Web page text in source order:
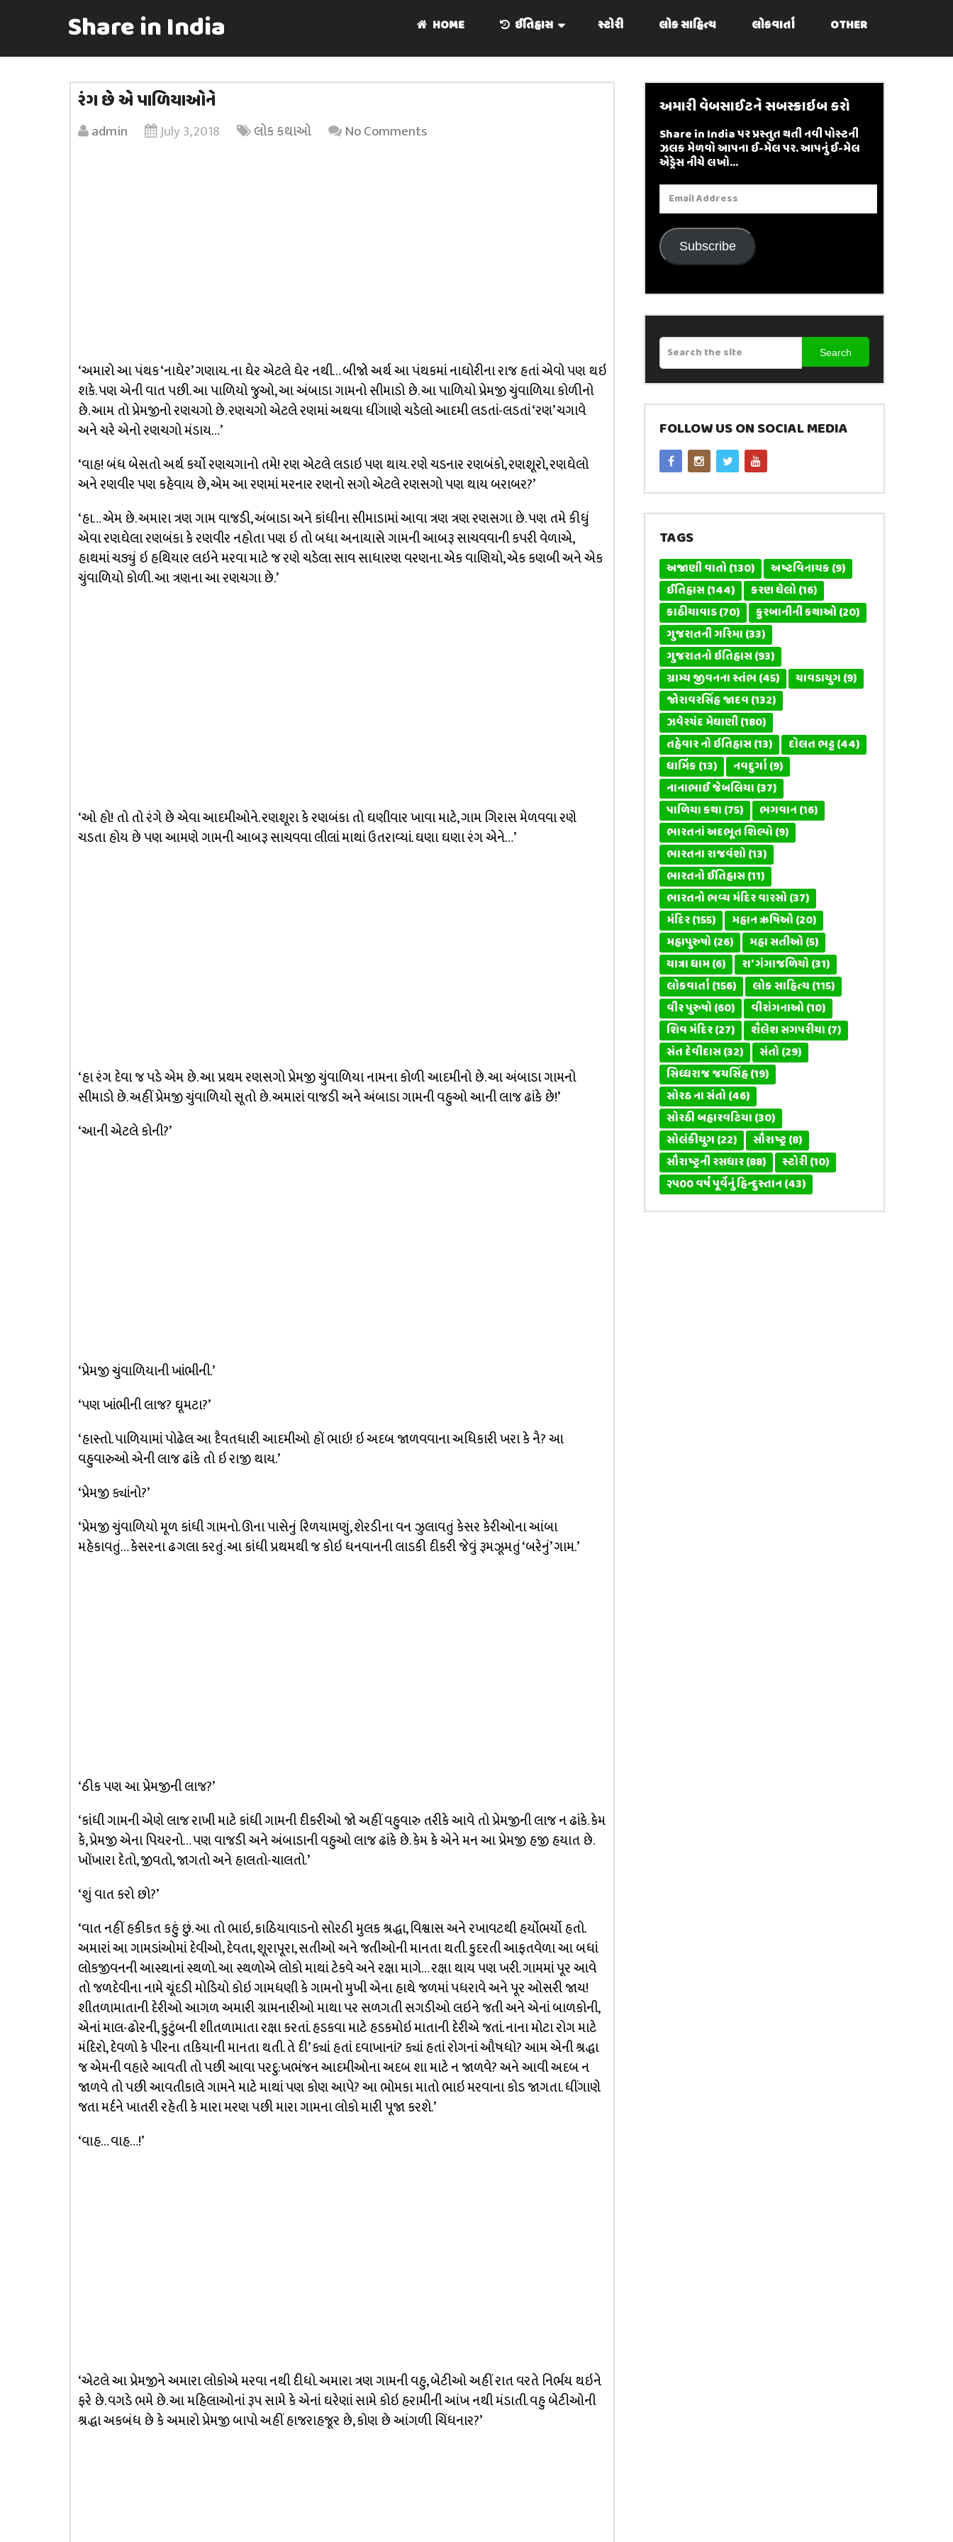
Share in India HOME ઈતિહાસ સ્ટોરી લોક સાહિત્ય લોકવાર્તા OTHER
રંગ છે એ પાળિયાઓને
admin July 3, 2018 લોક કથાઓ No Comments
‘અમારો આ પંથક ‘નાઘેર’ ગણાય. ના ઘેર એટલે ઘેર નથી… બીજો અર્થ આ પંથકમાં નાઘોરીના રાજ હતાં એવો પણ થઇ
શકે. પણ એની વાત પછી. આ પાળિયો જુઓ, આ અંબાડા ગામનો સીમાડો છે. આ પાળિયો પ્રેમજી ચુંવાળિયા કોળીનો
છે. આમ તો પ્રેમજીનો રણચગો છે. રણચગો એટલે રણમાં અથવા ધીંગાણે ચડેલો આદમી લડતાં-લડતાં ‘રણ’ ચગાવે
અને ચરે એનો રણચગો મંડાય…’
‘વાહ! બંધ બેસતો અર્થ કર્યો રણચગાનો તમે! રણ એટલે લડાઇ પણ થાય. રણે ચડનાર રણબંકો, રણશૂરો, રણઘેલો
અને રણવીર પણ કહેવાય છે, એમ આ રણમાં મરનાર રણનો સગો એટલે રણસગો પણ થાય બરાબર?’
‘હા… એમ છે. અમારા ત્રણ ગામ વાજડી, અંબાડા અને કાંધીના સીમાડામાં આવા ત્રણ ત્રણ રણસગા છે. પણ તમે કીધું
એવા રણઘેલા રણબંકા કે રણવીર નહોતા પણ ઇ તો બધા અનાયાસે ગામની આબરૂ સાચવવાની કપરી વેળાએ,
હાથમાં ચડ્યું ઇ હથિયાર લઇને મરવા માટે જ રણે ચડેલા સાવ સાધારણ વરણના. એક વાણિયો, એક કણબી અને એક
ચુંવાળિયો કોળી. આ ત્રણના આ રણચગા છે.’
‘ઓ હો! તો તો રંગે છે એવા આદમીઓને. રણશૂરા કે રણબંકા તો ઘણીવાર ખાવા માટે, ગામ ગિરાસ મેળવવા રણે
ચડતા હોય છે પણ આમણે ગામની આબરૂ સાચવવા લીલાં માથાં ઉતરાવ્યાં. ઘણા ઘણા રંગ એને…’
‘હા રંગ દેવા જ પડે એમ છે. આ પ્રથમ રણસગો પ્રેમજી ચુંવાળિયા નામના કોળી આદમીનો છે. આ અંબાડા ગામનો
સીમાડો છે. અહીં પ્રેમજી ચુંવાળિયો સૂતો છે. અમારાં વાજડી અને અંબાડા ગામની વહુઓ આની લાજ ઢાંકે છે!’
‘આની એટલે કોની?’
‘પ્રેમજી ચુંવાળિયાની ખાંભીની.’
‘પણ ખાંભીની લાજ? ઘૂમટા?’
‘હાસ્તો. પાળિયામાં પોઢેલ આ દૈવતધારી આદમીઓ હોં ભાઇ! ઇ અદબ જાળવવાના અધિકારી ખરા કે નૈ? આ
વહુવારુઓ એની લાજ ઢાંકે તો ઇ રાજી થાય.’
‘પ્રેમજી ક્યાંનો?’
‘પ્રેમજી ચુંવાળિયો મૂળ કાંધી ગામનો. ઊના પાસેનું રિળયામણું, શેરડીના વન ઝુલાવતું કેસર કેરીઓના આંબા
મહેકાવતું… કેસરના ઢગલા કરતું. આ કાંધી પ્રથમથી જ કોઇ ધનવાનની લાડકી દીકરી જેવું રૂમઝૂમતું ‘બરેનું’ ગામ.’
‘ઠીક પણ આ પ્રેમજીની લાજ?’
‘કાંધી ગામની એણે લાજ રાખી માટે કાંધી ગામની દીકરીઓ જો અહીં વહુવારુ તરીકે આવે તો પ્રેમજીની લાજ ન ઢાંકે. કેમ
કે, પ્રેમજી એના પિયરનો… પણ વાજડી અને અંબાડાની વહુઓ લાજ ઢાંકે છે. કેમ કે એને મન આ પ્રેમજી હજી હયાત છે.
ખોંખારા દેતો, જીવતો, જાગતો અને હાલતો-ચાલતો.’
‘શું વાત કરો છો?’
‘વાત નહીં હકીકત કહું છું. આ તો ભાઇ, કાઠિયાવાડનો સોરઠી મુલક શ્રદ્ધા, વિશ્વાસ અને રખાવટથી હર્યોભર્યો હતો.
અમારાં આ ગામડાંઓમાં દેવીઓ, દેવતા, શૂરાપૂરા, સતીઓ અને જતીઓની માનતા થતી. કુદરતી આફતવેળા આ બધાં
લોકજીવનની આસ્થાનાં સ્થળો. આ સ્થળોએ લોકો માથાં ટેકવે અને રક્ષા માગે… રક્ષા થાય પણ ખરી. ગામમાં પૂર આવે
તો જળદેવીના નામે ચૂંદડી મોડિયો કોઇ ગામધણી કે ગામનો મુખી એના હાથે જળમાં પધરાવે અને પૂર ઓસરી જાય!
શીતળામાતાની દેરીઓ આગળ અમારી ગ્રામનારીઓ માથા પર સળગતી સગડીઓ લઇને જતી અને એનાં બાળકોની,
એનાં માલ-ઢોરની, કુટુંબની શીતળામાતા રક્ષા કરતાં. હડકવા માટે હડકમોઇ માતાની દેરીએ જતાં. નાના મોટા રોગ માટે
મંદિરો, દેવળો કે પીરના તકિયાની માનતા થતી. તે દી’ ક્યાં હતાં દવાખાનાં? ક્યાં હતાં રોગનાં ઔષધો? આમ એની શ્રદ્ધા
જ એમની વહારે આવતી તો પછી આવા પરદુ:ખભંજન આદમીઓના અદબ શા માટે ન જાળવે? અને આવી અદબ ન
જાળવે તો પછી આવતીકાલે ગામને માટે માથાં પણ કોણ આપે? આ ભોમકા માતો ભાઇ મરવાના કોડ જાગતા. ધીંગાણે
જતા મર્દને ખાતરી રહેતી કે મારા મરણ પછી મારા ગામના લોકો મારી પૂજા કરશે.’
‘વાહ… વાહ…!’
‘એટલે આ પ્રેમજીને અમારા લોકોએ મરવા નથી દીધો. અમારા ત્રણ ગામની વહુ, બેટીઓ અહીં રાત વરતે નિર્ભય થઇને
ફરે છે. વગડે ભમે છે. આ મહિલાઓનાં રૂપ સામે કે એનાં ઘરેણાં સામે કોઇ હરામીની આંખ નથી મંડાતી. વહુ બેટીઓની
શ્રદ્ધા અકબંધ છે કે અમારો પ્રેમજી બાપો અહીં હાજરાહજૂર છે, કોણ છે આંગળી ચિંધનાર?’
અમારી વેબસાઈટને સબસ્ક્રાઇબ કરો
Share in India પર પ્રસ્તુત થતી નવી પોસ્ટની
ઝલક મેળવો આપના ઈ-મેલ પર. આપનું ઈ-મેલ
એડ્રેસ નીચે લખો...
Email
Address
Subscribe
Search
FOLLOW US ON SOCIAL MEDIA
TAGS
અજાણી વાતો(130) અષ્ટવિનાયક(9)
ઈતિહાસ(144) કરણ ઘેલો(16)
કાઠીયાવાડ(70) કુરબાનીની કથાઓ(20)
ગુજરાતની ગરિમા(33)
ગુજરાતનો ઇતિહાસ(93)
ગ્રામ્ય જીવનના સ્તંભ(45) ચાવડાયુગ(9)
જોરાવરસિંહ જાદવ(132)
ઝવેરચંદ મેઘાણી(180)
તહેવાર નો ઇતિહાસ(13) દોલત ભટ્ટ(44)
ધાર્મિક(13) નવદુર્ગા(9)
નાનાભાઈ જેબલિયા(37)
પાળિયા કથા(75) ભગવાન(16)
ભારતનાં અદભૂત શિલ્પો(9)
ભારતના રાજવંશો(13)
ભારતનો ઈતિહાસ(11)
ભારતનો ભવ્ય મંદિર વારસો(37)
મંદિર(155) મહાન ઋષિઓ(20)
મહાપુરુષો(26) મહા સતીઓ(5)
યાત્રા ધામ(6) રા' ગંગાજળિયો(31)
લોકવાર્તા(156) લોક સાહિત્ય(115)
વીર પુરુષો(60) વીરાંગનાઓ(10)
શિવ મંદિર(27) શૈલેશ સગપરીયા(7)
સંત દેવીદાસ(32) સંતો(29)
સિધ્ધરાજ જયસિંહ(19)
સોરઠ ના સંતો(46)
સોરઠી બહારવટિયા(30)
સોલંકીયુગ(22) સૌરાષ્ટ્ર(8)
સૌરાષ્ટ્રની રસધાર(88) સ્ટોરી(10)
૨૫૦૦ વર્ષ પૂર્વેનું હિન્દુસ્તાન(43)